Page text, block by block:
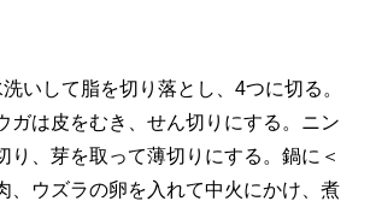
いして脂を切り落とし、4つに切る。
ガは皮をむき、せん切りにする。ニン
り、芽を取って薄切りにする。鍋に＜
、ウズラの卵を入れて中火にかけ、煮